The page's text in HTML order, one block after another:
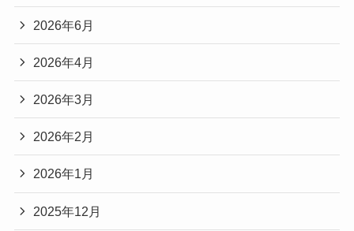
2026年6月
2026年4月
2026年3月
2026年2月
2026年1月
2025年12月